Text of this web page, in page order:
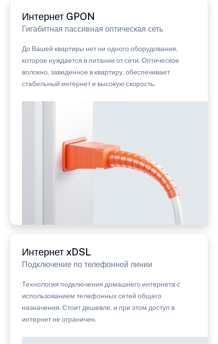
Интернет GPON
Гигабитная пассивная оптическая сеть
До Вашей квартиры нет ни одного оборудования,
которое нуждается в питании от сети. Оптическое
волокно, заведенное в квартиру, обеспечивает
стабильный интернет и высокую скорость.
Интернет xDSL
Подключение по телефонной линии
Технология подключения домашнего интернета с
использованием телефонных сетей общего
назначения. Стоит дешевле, и при этом доступ в
интернет не ограничен.